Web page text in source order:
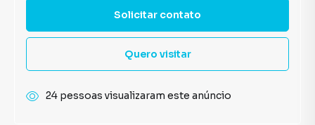
Solicitar contato
Quero visitar
24 pessoas visualizaram este anúncio